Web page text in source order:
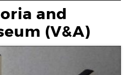
and
(V&A)